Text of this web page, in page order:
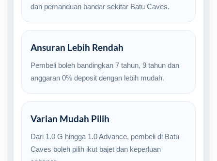
dan pemanduan bandar sekitar Batu Caves.
Ansuran Lebih Rendah
Pembeli boleh bandingkan 7 tahun, 9 tahun dan
anggaran 0% deposit dengan lebih mudah.
Varian Mudah Pilih
Dari 1.0 G hingga 1.0 Advance, pembeli di Batu
Caves boleh pilih ikut bajet dan keperluan